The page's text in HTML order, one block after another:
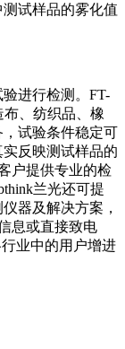
试样品的雾化值
进行检测。FT-
、纺织品、橡
试验条件稳定可
反映测试样品的
户提供专业的检
兰光还可提
器及解决方案，
息或直接致电
行业中的用户增进